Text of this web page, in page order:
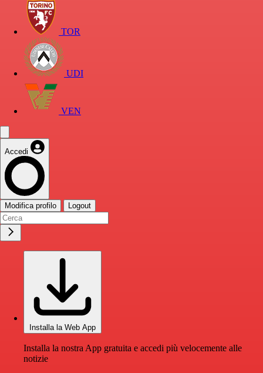
TOR
UDI
VEN
Accedi
Modifica profilo Logout
Installa la Web App
Installa la nostra App gratuita e accedi più velocemente alle
notizie